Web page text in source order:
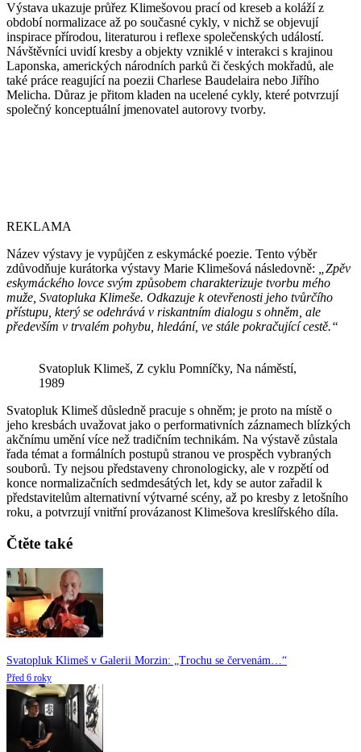
Výstava ukazuje průřez Klimešovou prací od kreseb a koláží z
období normalizace až po současné cykly, v nichž se objevují
inspirace přírodou, literaturou i reflexe společenských událostí.
Návštěvníci uvidí kresby a objekty vzniklé v interakci s krajinou
Laponska, amerických národních parků či českých mokřadů, ale
také práce reagující na poezii Charlese Baudelaira nebo Jiřího
Melicha. Důraz je přitom kladen na ucelené cykly, které potvrzují
společný konceptuální jmenovatel autorovy tvorby.
REKLAMA
Název výstavy je vypůjčen z eskymácké poezie. Tento výběr
zdůvodňuje kurátorka výstavy Marie Klimešová následovně:
„Zpěv
eskymáckého lovce svým způsobem charakterizuje tvorbu mého
muže, Svatopluka Klimeše. Odkazuje k otevřenosti jeho tvůrčího
přístupu, který se odehrává v riskantním dialogu s ohněm, ale
především v trvalém pohybu, hledání, ve stále pokračující cestě.“
Svatopluk Klimeš, Z cyklu Pomníčky, Na náměstí,
1989
Svatopluk Klimeš důsledně pracuje s ohněm; je proto na místě o
jeho kresbách uvažovat jako o performativních záznamech blízkých
akčnímu umění více než tradičním technikám. Na výstavě zůstala
řada témat a formálních postupů stranou ve prospěch vybraných
souborů. Ty nejsou představeny chronologicky, ale v rozpětí od
konce normalizačních sedmdesátých let, kdy se autor zařadil k
představitelům alternativní výtvarné scény, až po kresby z letošního
roku, a potvrzují vnitřní provázanost Klimešova kreslířského díla.
Čtěte také
Svatopluk Klimeš v Galerii Morzin: „Trochu se červenám…“
Před 6 roky